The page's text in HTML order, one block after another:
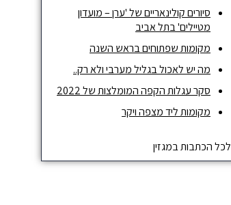
סיורים קולינאריים של 'ערן – מועדון
מטיילים' בתל אביב
מקומות שפתוחים בראש השנה
מה יש לאכול בגליל מערבי ולא רק..
סקר עגלות הקפה המומלצות של 2022
מקומות ליד מצפה ויקר
לכל הכתבות במגזין